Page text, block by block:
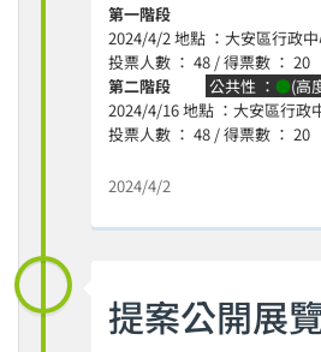
第一階段
2024/4/2 地點 ：大安區行政
投票人數 ： 48 / 得票數 ： 20
第二階段
公共性 ： ●(高
2024/4/16 地點 ：大安區行政
投票人數 ： 48 / 得票數 ： 20
2024/4/2
提案公開展